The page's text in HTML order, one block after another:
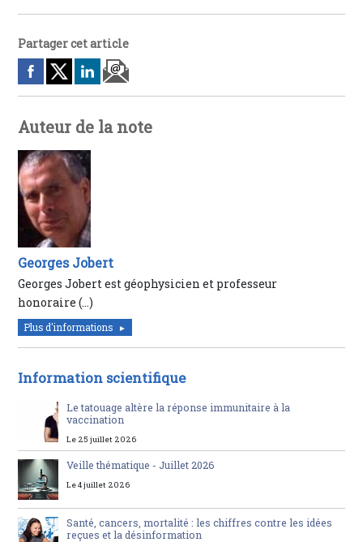
Partager cet article
Auteur de la note
Georges Jobert
Georges Jobert est géophysicien et professeur
honoraire (…)
Plus d'informations
Information scientifique
Le tatouage altère la réponse immunitaire à la
vaccination
Le 25 juillet 2026
Veille thématique - Juillet 2026
Le 4 juillet 2026
Santé, cancers, mortalité : les chiffres contre les idées
reçues et la désinformation